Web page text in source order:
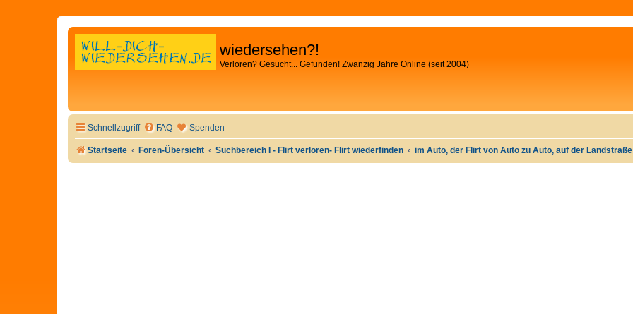
wiedersehen?!
Verloren? Gesucht... Gefunden! Zwanzig Jahre Online (seit 2004)
Schnellzugriff FAQ Spenden
Startseite Foren-Übersicht Suchbereich I - Flirt verloren- Flirt wiederfinden im Auto, der Flirt von Auto zu Auto, auf der